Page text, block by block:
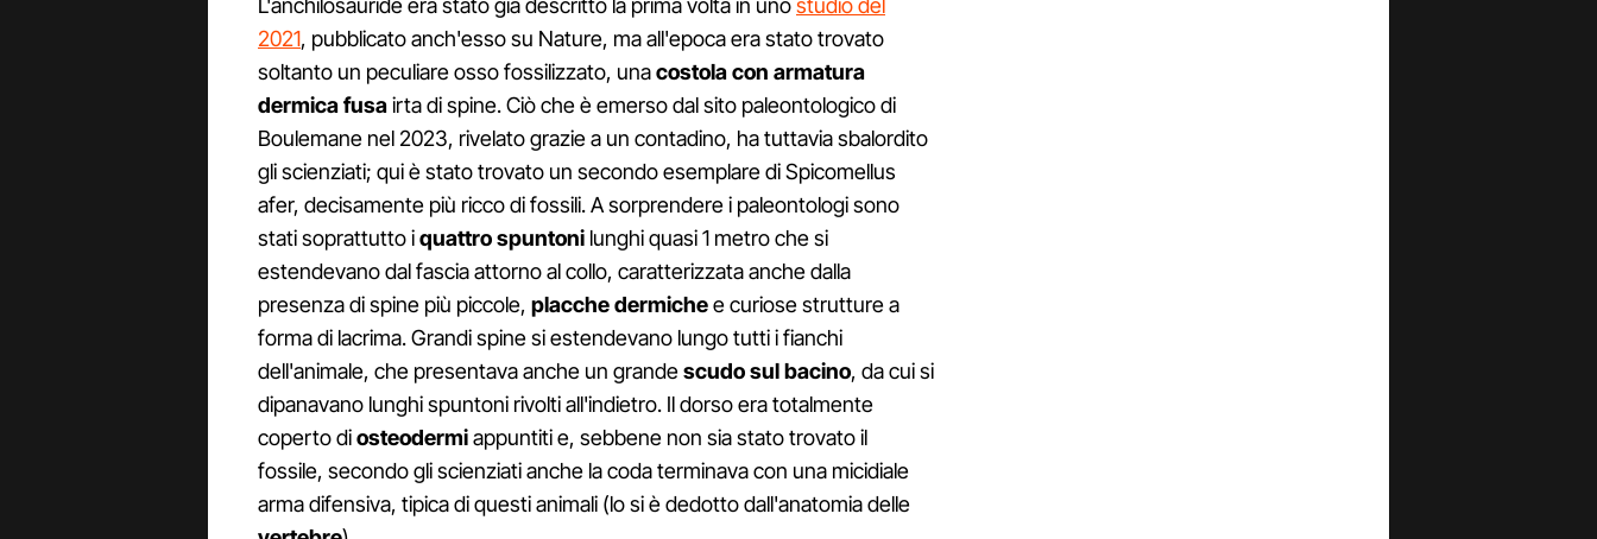
L'anchilosauride era stato già descritto la prima volta in unostudio del
2021, pubblicato anch'esso su Nature, ma all'epoca era stato trovato
soltanto un peculiare osso fossilizzato, unacostola con armatura
dermica fusairta di spine. Ciò che è emerso dal sito paleontologico di
Boulemane nel 2023, rivelato grazie a un contadino, ha tuttavia sbalordito
gli scienziati; qui è stato trovato un secondo esemplare di Spicomellus
afer, decisamente più ricco di fossili. A sorprendere i paleontologi sono
stati soprattutto iquattro spuntoni lunghi quasi 1 metro che si
estendevano dal fascia attorno al collo, caratterizzata anche dalla
presenza di spine più piccole, placche dermichee curiose strutture a
forma di lacrima. Grandi spine si estendevano lungo tutti i fianchi
dell'animale, che presentava anche un grandescudo sul bacino, da cui si
dipanavano lunghi spuntoni rivolti all'indietro. Il dorso era totalmente
coperto diosteodermiappuntiti e, sebbene non sia stato trovato il
fossile, secondo gli scienziati anche la coda terminava con una micidiale
arma difensiva, tipica di questi animali (lo si è dedotto dall'anatomia delle